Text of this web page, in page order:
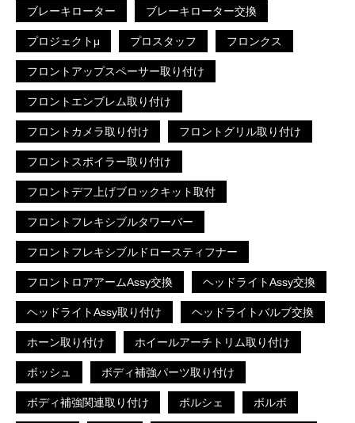
ブレーキローター ブレーキローター交換
プロジェクトμ プロスタッフ フロンクス
フロントアップスペーサー取り付け
フロントエンブレム取り付け
フロントカメラ取り付け フロントグリル取り付け
フロントスポイラー取り付け
フロントデフ上げブロックキット取付
フロントフレキシブルタワーバー
フロントフレキシブルドロースティフナー
フロントロアアームAssy交換 ヘッドライトAssy交換
ヘッドライトAssy取り付け ヘッドライトバルブ交換
ホーン取り付け ホイールアーチトリム取り付け
ボッシュ ボディ補強パーツ取り付け
ボディ補強関連取り付け ポルシェ ボルボ